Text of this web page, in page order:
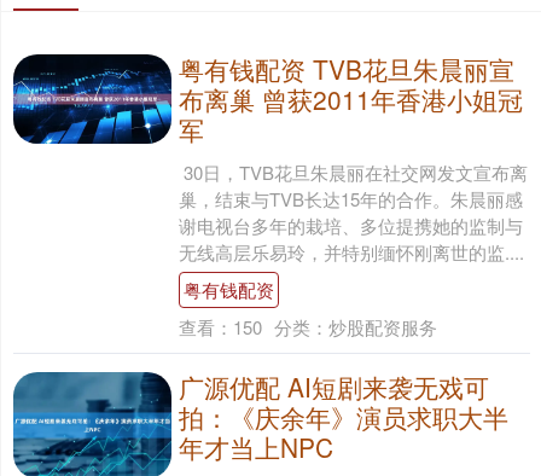
粤有钱配资 TVB花旦朱晨丽宣
布离巢 曾获2011年香港小姐冠
军
30日，TVB花旦朱晨丽在社交网发文宣布离
巢，结束与TVB长达15年的合作。朱晨丽感
谢电视台多年的栽培、多位提携她的监制与
无线高层乐易玲，并特别缅怀刚离世的监....
粤有钱配资
查看： 150 分类： 炒股配资服务
广源优配 AI短剧来袭无戏可
拍：《庆余年》演员求职大半
年才当上NPC